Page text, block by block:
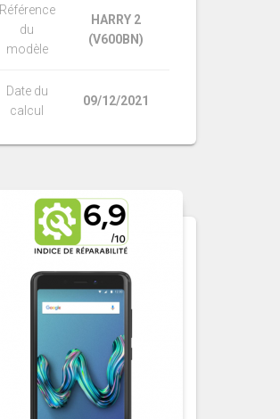
Référence
du
modèle
HARRY 2
(V600BN)
Date du
calcul
09/12/2021